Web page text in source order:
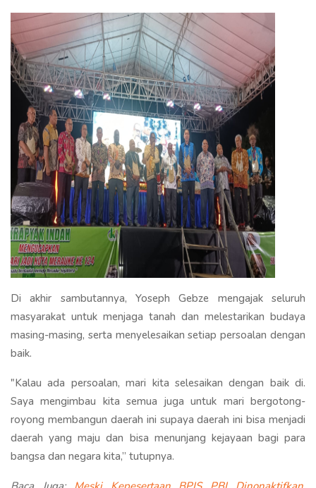
Di akhir sambutannya, Yoseph Gebze mengajak seluruh
masyarakat untuk menjaga tanah dan melestarikan budaya
masing-masing, serta menyelesaikan setiap persoalan dengan
baik.
"Kalau ada persoalan, mari kita selesaikan dengan baik di.
Saya mengimbau kita semua juga untuk mari bergotong-
royong membangun daerah ini supaya daerah ini bisa menjadi
daerah yang maju dan bisa menunjang kejayaan bagi para
bangsa dan negara kita,” tutupnya.